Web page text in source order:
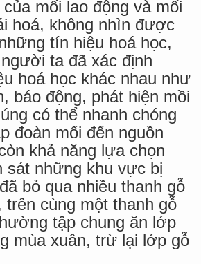
mối lao động và mối
hoá, không nhìn được
tín hiệu hoá học,
ta đã xác định
hoá học khác nhau như
báo động, phát hiện mồi
có thể nhanh chóng
đoàn mối đến nguồn
khả năng lựa chọn
sát những khu vực bị
bỏ qua nhiều thanh gỗ
trên cùng một thanh gỗ
tập chung ăn lớp
mùa xuân, trừ lại lớp gỗ